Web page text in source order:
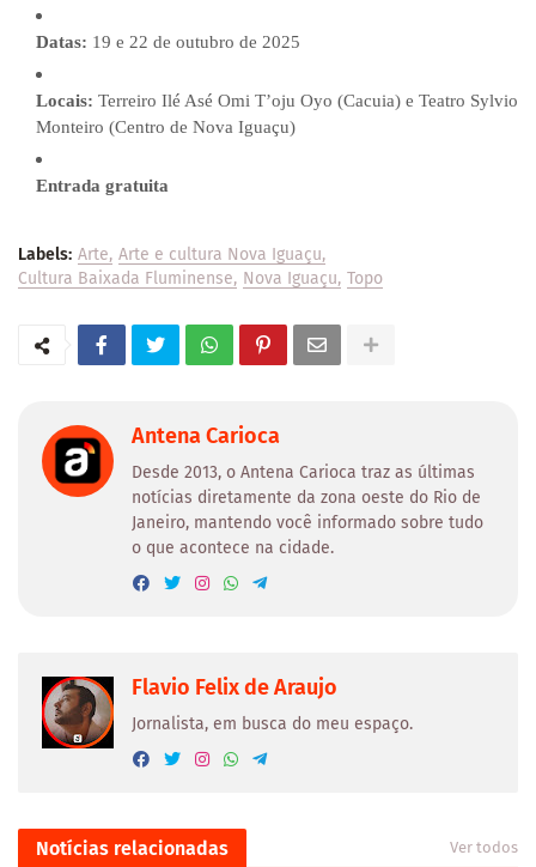
Datas: 19 e 22 de outubro de 2025
Locais: Terreiro Ilé Asé Omi T’oju Oyo (Cacuia) e Teatro Sylvio
Monteiro (Centro de Nova Iguaçu)
Entrada gratuita
Labels: Arte Arte e cultura Nova Iguaçu
Cultura Baixada Fluminense Nova Iguaçu Topo
Antena Carioca
Desde 2013, o Antena Carioca traz as últimas
notícias diretamente da zona oeste do Rio de
Janeiro, mantendo você informado sobre tudo
o que acontece na cidade.
Flavio Felix de Araujo
Jornalista, em busca do meu espaço.
Notícias relacionadas Ver todos